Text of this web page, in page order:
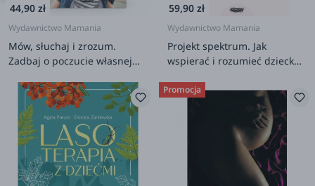
44,90 zł
Wydawnictwo Mamania
Mów, słuchaj i zrozum.
Zadbaj o poczucie własnej
59,90 zł
Wydawnictwo Mamania
Projekt spektrum. Jak
wspierać i rozumieć dziecko
Promocja